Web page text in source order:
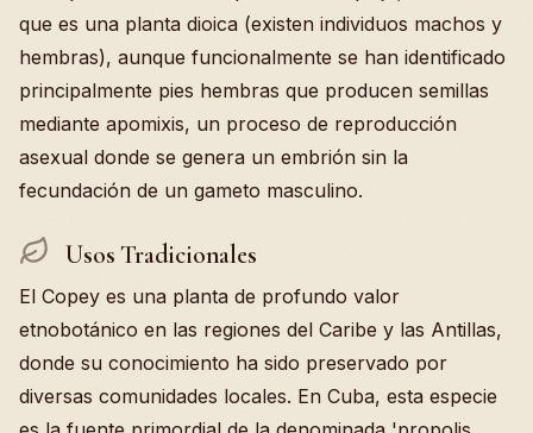
que es una planta dioica (existen individuos machos y
hembras), aunque funcionalmente se han identificado
principalmente pies hembras que producen semillas
mediante apomixis, un proceso de reproducción
asexual donde se genera un embrión sin la
fecundación de un gameto masculino.
Usos Tradicionales
El Copey es una planta de profundo valor
etnobotánico en las regiones del Caribe y las Antillas,
donde su conocimiento ha sido preservado por
diversas comunidades locales. En Cuba, esta especie